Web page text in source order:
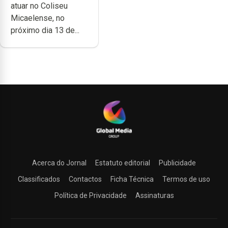
Micaelense
atuar no Coliseu
Micaelense, no
próximo dia 13 de...
Acerca do Jornal Estatuto editorial
Publicidade
Classificados
Contactos Ficha Técnica
Termos de uso
Política de Privacidade
Assinaturas